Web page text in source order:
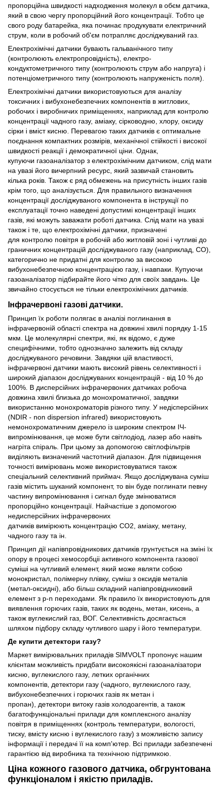
пропорційна швидкості надходження молекул в обєм датчика,
який в свою чергу пропорційний його концентрації. Тобто це
свого роду батарейка, яка починає продукувати електричний
струм, коли в робочий об'єм потрапляє досліджуваний газ.
Електрохімічні датчики бувають гальванічного типу
(контролюють електропровідність), електро-
кондуктометричного типу (контролюють струм або напруга) і
потенціометричного типу (контролюють напруженість поля).
Електрохімічні датчики використовуються для аналізу
токсичних і вибухонебезпечних компонентів в житлових,
робочих і виробничих приміщеннях, наприклад для контролю
концентрації чадного газу, аміаку, сірководню, хлору, оксиду
сірки і вміст кисню. Перевагою таких датчиків є оптимальне
поєднання компактних розмірів, механічної стійкості і високої
швидкості реакції і демократичної ціни. Однак,
купуючи газоаналізатор з електрохімічним датчиком, слід мати
на увазі його вичерпний ресурс, який зазвичай становить
кілька років. Також є ряд обмежень на присутність інших газів
крім того, що аналізується. Для правильного визначення
концентрації досліджуваного компонента в інструкції по
експлуатації точно наведені допустимі концентрації інших
газів, які можуть заважати роботі датчика. Слід мати на увазі
також і те, що електрохімічні датчики, призначені
для контролю повітря в робочій або житловій зоні і чутливі до
граничних концентрацій досліджуваного газу (наприклад, СО),
категорично не придатні для контролю за високою
вибухонебезпечною концентрацією газу, і навпаки. Купуючи
газоаналізатор підбирайте його чітко для своїх завдань. Це
звичайно стосується не тільки електрохімічних датчиків.
Інфрачервоні газові датчики.
Принцип їх роботи полягає в аналізі поглинання в
інфрачервоній області спектра на довжині хвилі порядку 1-15
мкм. Це молекулярні спектри, які, як відомо, є дуже
специфічними, тобто однозначно залежить від складу
досліджуваного речовини. Завдяки цій властивості,
інфрачервоні датчики мають високий рівень селективності і
широкий діапазон досліджуваних концентрацій - від 10 % до
100%. В дисперсійних інфрачервоних датчиках робоча
довжина хвилі близька до монохроматичної, завдяки
використанню монохроматорів різного типу. У недісперсійних
(NDIR - non dispersion infrared) використовують
немонохроматичним джерело із широким спектром ІЧ-
випромінювання, це може бути світлодіод, лазер або навіть
нагріта спіраль. При цьому за допомогою світлофільтрів
виділяють визначений частотний діапазон. Для підвищення
точності вимірювань може використовуватися також
спеціальний селективний приймач. Якщо досліджувана суміш
газів містить шуканий компонент, то він буде поглинати певну
частину випромінювання і сигнал буде змінюватися
пропорційно концентрації. Найчастіше з допомогою
недисперсійних інфрачервоних
датчиків вимірюють концентрацію СО2, аміаку, метану,
чадного газу та ін.
Принцип дії напівпровідникових датчиків грунтується на зміні їх
опору в процесі хемосорбціі активного компонента газової
суміші на чутливий елемент, який може являти собою
монокристал, полімерну плівку, суміш з оксидів металів
(метал-оксидні), або більш складний напівпровідниковий
елемент з р-n переходами. Як правило їх використовують для
виявлення горючих газів, таких як водень, метан, кисень, а
також вуглекислий газ, ВОГ. Селективність досягається
шляхом підбору складу чутливого шару і його температури.
Де купити детектори газу?
Маркет вимірювальних приладів SIMVOLT пропонує нашим
клієнтам можливість придбати високоякісні газоаналізатори
кисню, вуглекислого газу, летких органічних
компонентів, детектори газу (чадного, вуглекислого газу,
вибухонебезпечних і горючих газів як метан і
пропан), детектори витоку газів холодоагентів, а також
багатофункціональні прилади для комплексного аналізу
повітря в приміщеннях (контроль температури, вологості,
тиску, вмісту кисню і вуглекислого газу) з можливістю запису
інформації і передачі її на комп'ютер. Всі прилади забезпечені
гарантією від виробника та технічною підтримкою.
Ціна кожного газового датчика, обгрунтована
функціоналом і якістю приладів.